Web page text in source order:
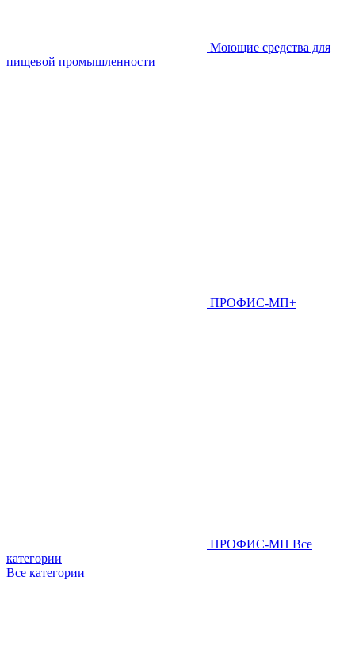
Моющие средства для
пищевой промышленности
ПРОФИС-МП+
ПРОФИС-МП Все
категории
Все категории